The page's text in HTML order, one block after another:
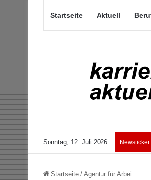
Startseite Aktuell
Sonntag, 12. Juli 2026 Newsticker:
Startseite / Agentur für Arbei